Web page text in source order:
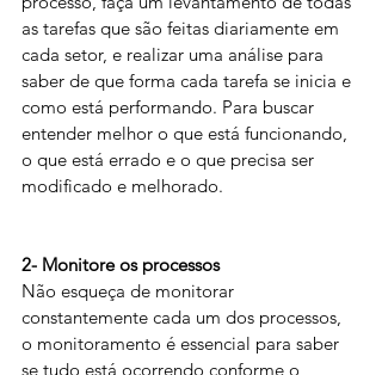
as tarefas que são feitas diariamente em
cada setor, e realizar uma análise para
saber de que forma cada tarefa se inicia e
como está performando. Para buscar
entender melhor o que está funcionando,
o que está errado e o que precisa ser
modificado e melhorado.
2- Monitore os processos
Não esqueça de monitorar
constantemente cada um dos processos,
o monitoramento é essencial para saber
se tudo está ocorrendo conforme o